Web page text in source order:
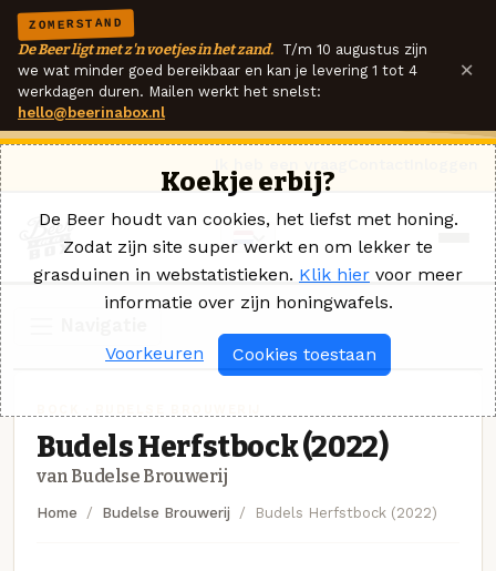
ZOMERSTAND
De Beer ligt met z'n voetjes in het zand. T/m 10 augustus zijn
we wat minder goed bereikbaar en kan je levering 1 tot 4
werkdagen duren. Mailen werkt het snelst:
hello@beerinabox.nl
×
Budels Herfstbock (2022)
van Budelse Brouwerij
Home Budelse Brouwerij Budels Herfstbock (2022)
Koekje erbij?
De Beer houdt van cookies, het liefst met honing.
Zodat zijn site super werkt en om lekker te
grasduinen in webstatistieken. Klik hier voor meer
informatie over zijn honingwafels.
Voorkeuren Cookies toestaan